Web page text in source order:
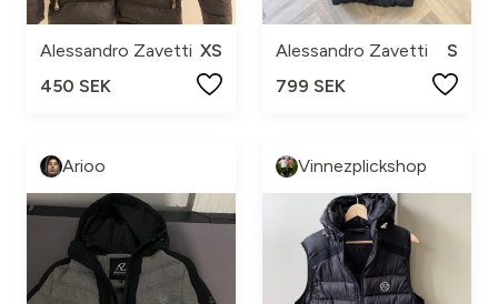
Alessandro Zavetti XS
450 SEK
Alessandro Zavetti
S
799 SEK
Arioo Vinnezplickshop